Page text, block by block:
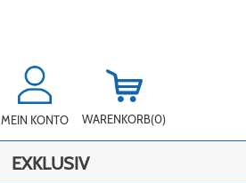
WARENKORB(0)
MEIN KONTO
EXKLUSIV